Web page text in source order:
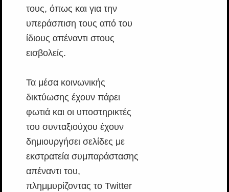
τους, όπως και για την
υπεράσπιση τους από του
ίδιους απέναντι στους
εισβολείς.
Τα μέσα κοινωνικής
δικτύωσης έχουν πάρει
φωτιά και οι υποστηρικτές
του συνταξιούχου έχουν
δημιουργήσει σελίδες με
εκστρατεία συμπαράστασης
απέναντι του,
πλημμυρίζοντας το Twitter